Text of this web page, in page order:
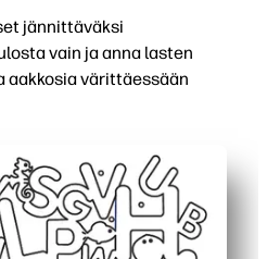
jännittäväksi
vain ja anna lasten
värittäessään
- tulosta kerran, tartu
taitoja - kirjaintunnistusta,
pidempään - toimii myös
- kokeile ajastinta, metsästä